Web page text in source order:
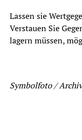
Lassen sie
Verstauen Sie
lagern müssen,
Symbolfoto / Archiv